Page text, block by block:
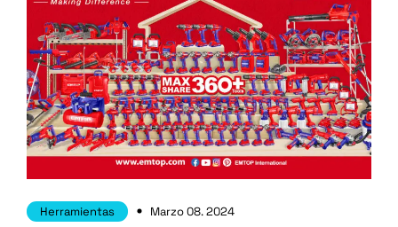
Herramientas Marzo 08. 2024